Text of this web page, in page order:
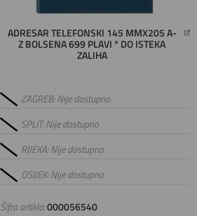
ADRESAR TELEFONSKI 145 MMX205 A-
Z BOLSENA 699 PLAVI * DO ISTEKA
ZALIHA
Šifra artikla:000056540
ZAGREB: Nije dostupno
SPLIT: Nije dostupno
RIJEKA: Nije dostupno
OSIJEK: Nije dostupno